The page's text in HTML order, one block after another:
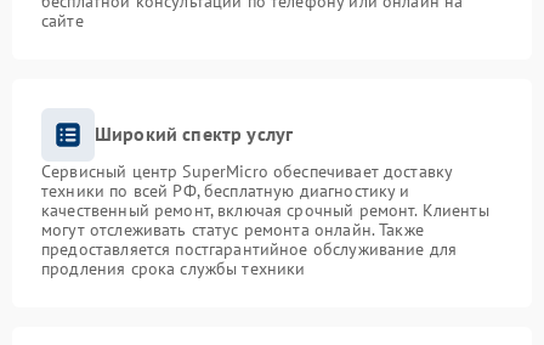
сайте
Широкий спектр услуг
Сервисный центр SuperMicro обеспечивает доставку
техники по всей РФ, бесплатную диагностику и
качественный ремонт, включая срочный ремонт. Клиенты
могут отслеживать статус ремонта онлайн. Также
предоставляется постгарантийное обслуживание для
продления срока службы техники